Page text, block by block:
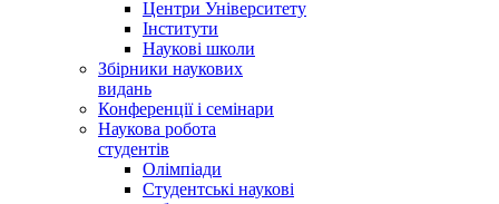
Центри Університету
Інститути
Наукові школи
Збірники наукових
видань
Конференції і семінари
Наукова робота
студентів
Олімпіади
Студентські наукові